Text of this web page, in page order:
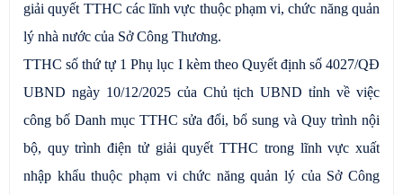
giải quyết TTHC các lĩnh vực thuộc phạm vi, chức năng quản
lý nhà nước của Sở Công Thương.
TTHC số thứ tự 1 Phụ lục I kèm theo Quyết định số 4027/QĐ
UBND ngày 10/12/2025 của Chủ tịch UBND tỉnh về việc
công bố Danh mục TTHC sửa đổi, bổ sung và Quy trình nội
bộ, quy trình điện tử giải quyết TTHC trong lĩnh vực xuất
nhập khẩu thuộc phạm vi chức năng quản lý của Sở Công